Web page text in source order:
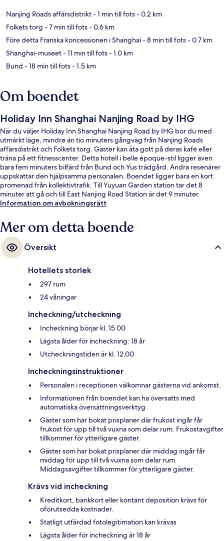
Nanjing Roads affärsdistrikt- 1 min till fots- 0.2 km
Folkets torg - 7 min till fots- 0.6 km
Före detta Franska koncessionen i Shanghai- 8 min till fots- 0.7 km
Shanghai-museet- 11 min till fots- 1.0 km
Bund - 18 min till fots- 1.5 km
Om boendet
Holiday Inn Shanghai Nanjing Road by IHG
När du väljer Holiday Inn Shanghai Nanjing Road by IHG bor du med
utmärkt läge, mindre än tio minuters gångväg från Nanjing Roads
affärsdistrikt och Folkets torg. Gäster kan äta gott på deras kafé eller
träna på ett fitnesscenter. Detta hotell i belle époque-stil ligger även
bara fem minuters bilfärd från Bund och Yus trädgård. Andra resenärer
uppskattar den hjälpsamma personalen. Boendet ligger bara en kort
promenad från kollektivtrafik. Till Yuyuan Garden station tar det 8
minuter att gå och till East Nanjing Road Station är det 9 minuter.
Information om avbokningsrätt
Mer om detta boende
Översikt
Hotellets storlek
297 rum
24 våningar
Incheckning/utcheckning
Incheckning börjar kl. 15.00
Lägsta ålder för incheckning: 18 år
Utcheckningstiden är kl. 12.00
Incheckningsinstruktioner
Personalen i receptionen välkomnar gästerna vid ankomst.
Informationen från boendet kan ha översatts med
automatiska översättningsverktyg
Gäster som har bokat prisplaner där frukost ingår får
frukost för upp till två vuxna som delar rum. Frukostavgifter
tillkommer för ytterligare gäster.
Gäster som har bokat prisplaner där middag ingår får
middag för upp till två vuxna som delar rum.
Middagsavgifter tillkommer för ytterligare gäster.
Krävs vid incheckning
Kreditkort, bankkort eller kontant deposition krävs för
oförutsedda kostnader.
Statligt utfärdad fotolegitimation kan krävas
Lägsta ålder för incheckning är 18 år